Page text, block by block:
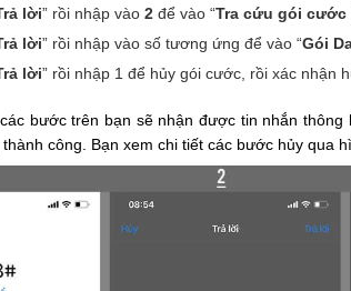
lời” rồi nhập vào 2để vào “Tra cứu gói cước
lời” rồi nhập vào số tương ứng để vào “Gói
lời” rồi nhập 1 để hủy gói cước, rồi xác nhận
bước trên bạn sẽ nhận được tin nhắn
công. Bạn xem chi tiết các bước hủy qua